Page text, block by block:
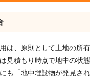
は、原則として土地の所
見積もり時点で地中の状
も「地中埋設物が発見さ